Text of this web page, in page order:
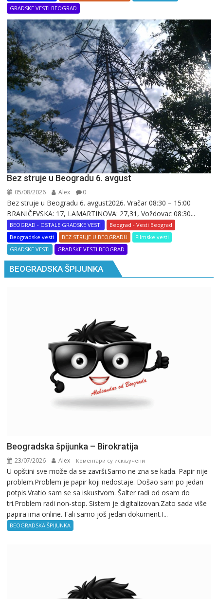
GRADSKE VESTI BEOGRAD
Bez struje u Beogradu 6. avgust
05/08/2026 Alex 0
Bez struje u Beogradu 6. avgust2026. Vračar 08:30 – 15:00
BRANIČEVSKA: 17, LAMARTINOVA: 27,31, Voždovac 08:30...
BEOGRAD - OSTALE GRADSKE VESTI
Beograd - Vesti Beograd
Beogradske vesti
BEZ STRUJE U BEOGRADU
Filmske vesti
GRADSKE VESTI
GRADSKE VESTI BEOGRAD
BEOGRADSKA ŠPIJUNKA
Beogradska špijunka – Birokratija
23/07/2026 Alex Коментари су искључени
Beogradska
špijunka
–
Birokratija
U opštini sve može da se završi.Samo ne zna se kada. Papir nije
problem.Problem je papir koji nedostaje. Došao sam po jedan
potpis.Vratio sam se sa iskustvom. Šalter radi od osam do
tri.Problem radi non-stop. Sistem je digitalizovan.Zato sada više
papira ima online. Fali samo još jedan dokument.I...
BEOGRADSKA ŠPIJUNKA